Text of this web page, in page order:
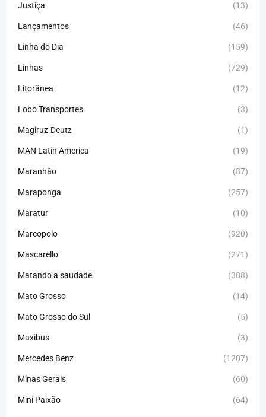
Justiça (13)
Lançamentos (46)
Linha do Dia (159)
Linhas (729)
Litorânea (12)
Lobo Transportes (3)
Magiruz-Deutz (1)
MAN Latin America (19)
Maranhão (87)
Maraponga (257)
Maratur (10)
Marcopolo (920)
Mascarello (271)
Matando a saudade (388)
Mato Grosso (14)
Mato Grosso do Sul (5)
Maxibus (3)
Mercedes Benz (1207)
Minas Gerais (60)
Mini Paixão (64)